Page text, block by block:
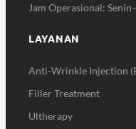
Jam Operasional:
LAYANAN
Anti-Wrinkle Injection
Filler Treatment
Ultherapy